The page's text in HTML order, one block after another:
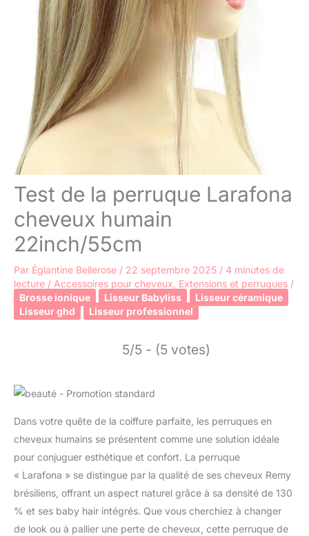
Test de la perruque Larafona
cheveux humain
22inch/55cm
Par Églantine Bellerose / 22 septembre 2025 / 4 minutes de
lecture / Accessoires pour cheveux Extensions et perruques /
Brosse ionique
Lisseur Babyliss
Lisseur céramique
Lisseur ghd
Lisseur professionnel
5/5 - (5 votes)
Dans votre quête de la coiffure parfaite, les perruques en
cheveux humains se présentent comme une solution idéale
pour conjuguer esthétique et confort. La perruque
« Larafona » se distingue par la qualité de ses cheveux Remy
brésiliens, offrant un aspect naturel grâce à sa densité de 130
% et ses baby hair intégrés. Que vous cherchiez à changer
de look ou à pallier une perte de cheveux, cette perruque de